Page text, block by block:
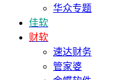
华众专题
佳软
财软
速达财务
管家婆